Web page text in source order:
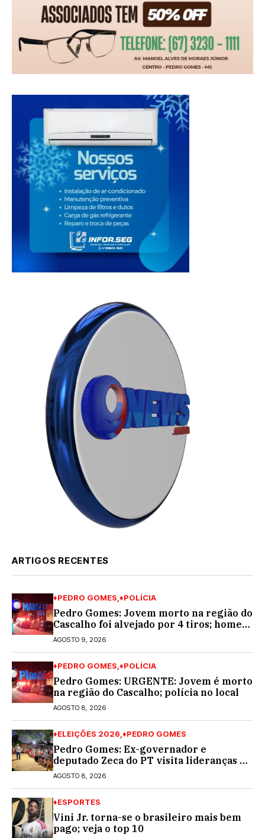
ARTIGOS RECENTES
♦PEDRO GOMES ♦POLÍCIA
Pedro Gomes: Jovem morto na região do
Cascalho foi alvejado por 4 tiros; homem
encapuzado
AGOSTO 9, 2026
♦PEDRO GOMES ♦POLÍCIA
Pedro Gomes: URGENTE: Jovem é morto
na região do Cascalho; polícia no local
AGOSTO 8, 2026
♦ELEIÇÕES 2026 ♦PEDRO GOMES
Pedro Gomes: Ex-governador e
deputado Zeca do PT visita lideranças do
partido na cidade; buscará a reeleição
AGOSTO 8, 2026
♦ESPORTES
Vini Jr. torna-se o brasileiro mais bem
pago; veja o top 10